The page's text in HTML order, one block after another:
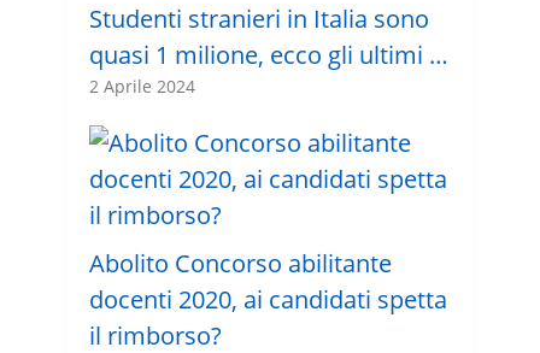
Studenti stranieri in Italia sono
quasi 1 milione, ecco gli ultimi …
2 Aprile 2024
Abolito Concorso abilitante
docenti 2020, ai candidati spetta
il rimborso?